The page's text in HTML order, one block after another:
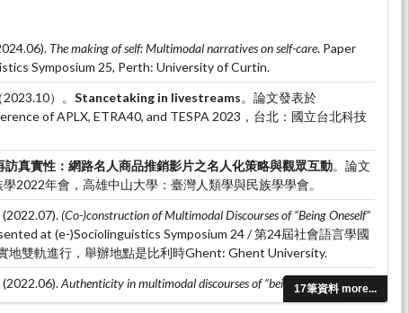
17筆資料 more...
The making of self: Multimodal narratives on self-care. Paper
Symposium 25, Perth: University of Curtin.
）。 Stancetaking in livestreams。論文發表於
of APLX, ETRA40, and TESPA 2023，台北：國立台北科技
訪真實性：網路名人商品推銷影片之名人化策略與觀眾互動。論文
2022年會，高雄中山大學：臺灣人類學與民族學學會。
(Co-)construction of Multimodal Discourses of “Being Oneself”
at (e-)Sociolinguistics Symposium 24 / 第24屆社會語言學國
地雙軌進行，舉辦地點是比利時Ghent: Ghent University.
Authenticity in multimodal discourses of “being
at The 9th International Conference on Intercultural Pragmatics